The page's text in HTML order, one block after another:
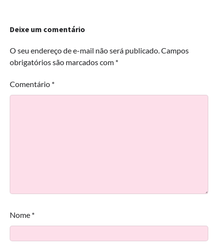
Deixe um comentário
O seu endereço de e-mail não será publicado.Campos
obrigatórios são marcados com *
Comentário *
Nome *